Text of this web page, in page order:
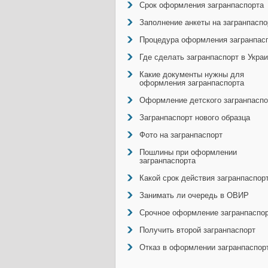
Срок оформления загранпаспорта
Заполнение анкеты на
Процедура оформления
Где сделать загранпаспорт в
Какие документы нужны для
оформления загранпаспорта
Оформление детского
Загранпаспорт нового образца
Фото на загранпаспорт
Пошлины при оформлении
загранпаспорта
Какой срок действия
Занимать ли очередь в ОВИР
Срочное оформление
Получить второй загранпаспорт
Отказ в оформлении